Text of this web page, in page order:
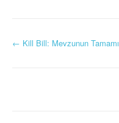
Y
← Kill Bill: Mevzunun Tamamı